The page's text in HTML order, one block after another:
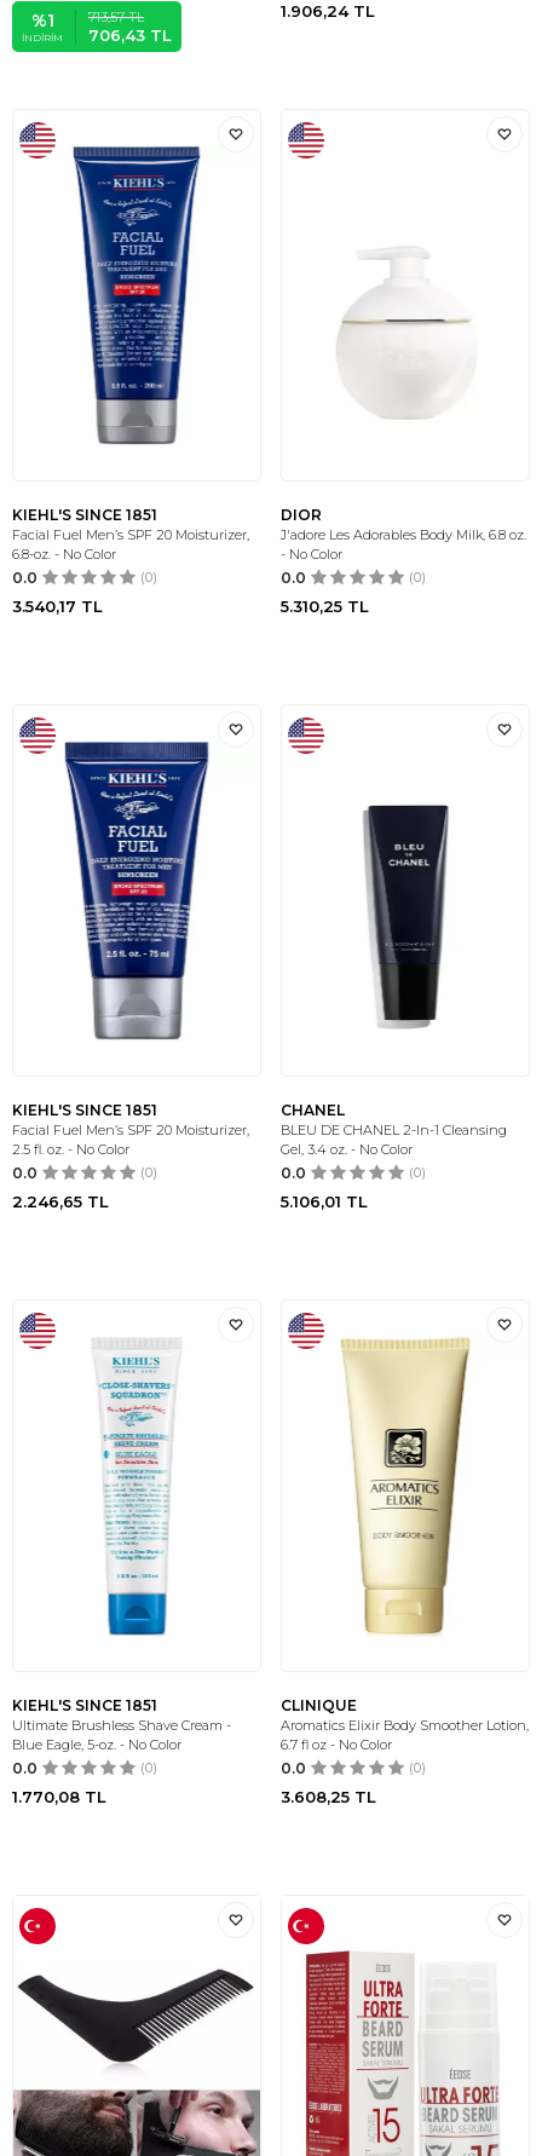
%1
İNDIRIM
713,57TL
706,43 TL
1.906,24TL
KIEHL'S SINCE 1851
Facial Fuel Men’s SPF 20 Moisturizer,
6.8-oz. - No Color
0.0 (0)
3.540,17 TL
DIOR
J'adore Les Adorables Body Milk, 6.8 oz.
- No Color
0.0 (0)
5.310,25 TL
KIEHL'S SINCE 1851
Facial Fuel Men’s SPF 20 Moisturizer,
2.5 fl. oz. - No Color
0.0 (0)
2.246,65 TL
CHANEL
BLEU DE CHANEL 2-In-1 Cleansing
Gel, 3.4 oz. - No Color
0.0 (0)
5.106,01 TL
KIEHL'S SINCE 1851
Ultimate Brushless Shave Cream -
Blue Eagle, 5-oz. - No Color
0.0 (0)
1.770,08 TL
CLINIQUE
Aromatics Elixir Body Smoother Lotion,
6.7 fl oz - No Color
0.0 (0)
3.608,25 TL